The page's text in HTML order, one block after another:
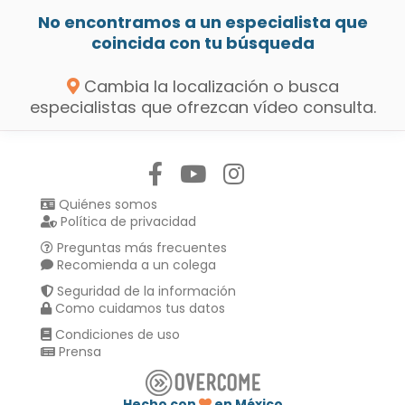
No encontramos a un especialista que
coincida con tu búsqueda
Cambia la localización o busca
especialistas que ofrezcan vídeo consulta.
Quiénes somos
Política de privacidad
Preguntas más frecuentes
Recomienda a un colega
Seguridad de la información
Como cuidamos tus datos
Condiciones de uso
Prensa